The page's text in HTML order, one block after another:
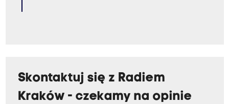
Skontaktuj się z Radiem
Kraków - czekamy na opinie